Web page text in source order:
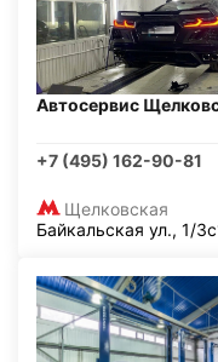
Автосервис
+7 (495) 162-90-81
Щелковская
Байкальская ул., 1/